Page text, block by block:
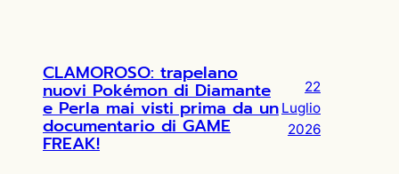
CLAMOROSO: trapelano
nuovi Pokémon di Diamante
e Perla mai visti prima da un
documentario di GAME
FREAK!
22
Luglio
2026